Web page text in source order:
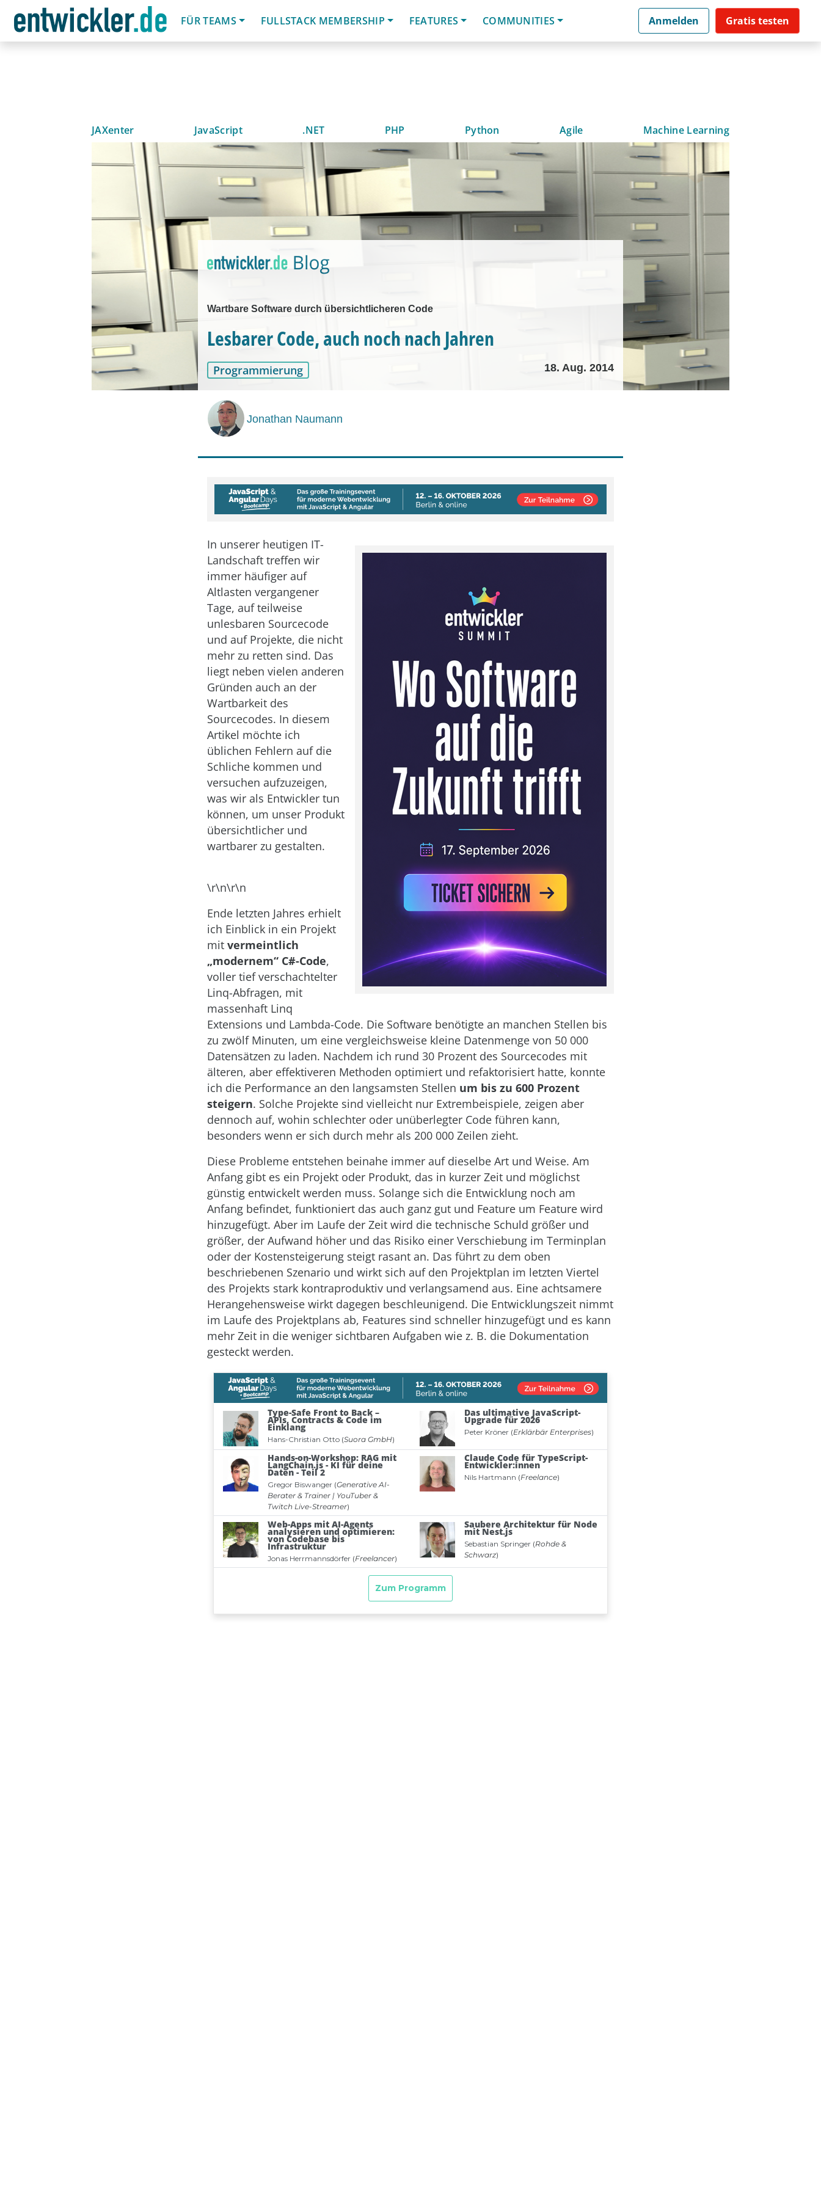
FÜR TEAMS
FULLSTACK MEMBERSHIP FEATURES COMMUNITIES Anmelden Gratis testen
JAXenter JavaScript .NET PHP Python Agile Machine Learning
Wartbare Software durch übersichtlicheren Code
Lesbarer Code, auch noch nach Jahren
Programmierung 18. Aug. 2014
Jonathan Naumann
In unserer heutigen IT-
Landschaft treffen wir
immer häufiger auf
Altlasten vergangener
Tage, auf teilweise
unlesbaren Sourcecode
und auf Projekte, die nicht
mehr zu retten sind. Das
liegt neben vielen anderen
Gründen auch an der
Wartbarkeit des
Sourcecodes. In diesem
Artikel möchte ich
üblichen Fehlern auf die
Schliche kommen und
versuchen aufzuzeigen,
was wir als Entwickler tun
können, um unser Produkt
übersichtlicher und
wartbarer zu gestalten.
\r\n\r\n
Ende letzten Jahres erhielt
ich Einblick in ein Projekt
mit vermeintlich
„modernem“ C#-Code,
voller tief verschachtelter
Linq-Abfragen, mit
massenhaft Linq
Extensions und Lambda-Code. Die Software benötigte an manchen Stellen bis
zu zwölf Minuten, um eine vergleichsweise kleine Datenmenge von 50 000
Datensätzen zu laden. Nachdem ich rund 30 Prozent des Sourcecodes mit
älteren, aber effektiveren Methoden optimiert und refaktorisiert hatte, konnte
ich die Performance an den langsamsten Stellen um bis zu 600 Prozent
steigern. Solche Projekte sind vielleicht nur Extrembeispiele, zeigen aber
dennoch auf, wohin schlechter oder unüberlegter Code führen kann,
besonders wenn er sich durch mehr als 200 000 Zeilen zieht.
Diese Probleme entstehen beinahe immer auf dieselbe Art und Weise. Am
Anfang gibt es ein Projekt oder Produkt, das in kurzer Zeit und möglichst
günstig entwickelt werden muss. Solange sich die Entwicklung noch am
Anfang befindet, funktioniert das auch ganz gut und Feature um Feature wird
hinzugefügt. Aber im Laufe der Zeit wird die technische Schuld größer und
größer, der Aufwand höher und das Risiko einer Verschiebung im Terminplan
oder der Kostensteigerung steigt rasant an. Das führt zu dem oben
beschriebenen Szenario und wirkt sich auf den Projektplan im letzten Viertel
des Projekts stark kontraproduktiv und verlangsamend aus. Eine achtsamere
Herangehensweise wirkt dagegen beschleunigend. Die Entwicklungszeit nimmt
im Laufe des Projektplans ab, Features sind schneller hinzugefügt und es kann
mehr Zeit in die weniger sichtbaren Aufgaben wie z. B. die Dokumentation
gesteckt werden.